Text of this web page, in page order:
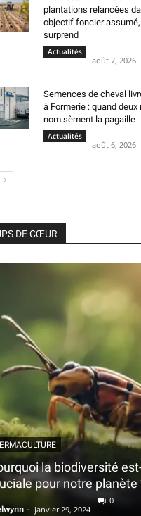
plantations relancées
objectif foncier
surprend
Actualités
août 7, 2026
Semences de cheval
à Formerie : quand
nom sèment la pagaille
Actualités
août 6, 2026
DE CŒUR
la biodiversité
pour notre planète
- janvier 29, 2024
0